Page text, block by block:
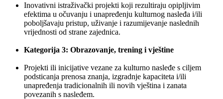
Inovativni istraživački projekti koji rezultiraju opipljivim
efektima u očuvanju i unapređenju kulturnog nasleđa i/ili
poboljšavaju pristup, uživanje i razumijevanje naslednih
vrijednosti od strane zajednica.
Kategorija 3: Obrazovanje, trening i vještine
Projekti ili inicijative vezane za kulturno nasleđe s ciljem
podsticanja prenosa znanja, izgradnje kapaciteta i/ili
unapređenja tradicionalnih ili novih vještina i zanata
povezanih s nasleđem.